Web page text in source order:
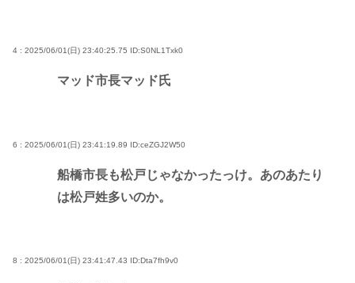
4 : 2025/06/01(日) 23:40:25.75 ID:S0NL1Txk0
マッド市長マッド氏
6 : 2025/06/01(日) 23:41:19.89 ID:ceZGJ2W50
船橋市長も松戸じゃなかったっけ。あのあたり
は松戸姓多いのか。
8 : 2025/06/01(日) 23:41:47.43 ID:Dta7fh9v0